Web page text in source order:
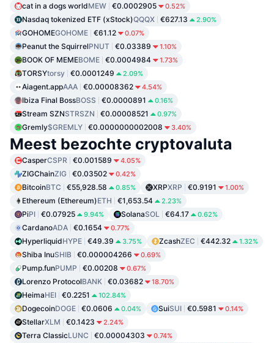
cat in a dogs worldMEW €0.0002905 0.52%
Nasdaq tokenized ETF (xStock)QQQX €627.13 2.90%
GOHOMEGOHOME €61.12 0.07%
Peanut the SquirrelPNUT €0.03389 1.10%
BOOK OF MEMEBOME €0.0004984 1.73%
TORSYtorsy €0.0001249 2.09%
Aiagent.appAAA €0.00008362 4.54%
Ibiza Final BossBOSS €0.0000891 0.16%
Stream SZNSTRSZN €0.00008521 0.97%
Gremly$GREMLY €0.0000000002008 3.40%
Meest bezochte cryptovaluta
CasperCSPR €0.001589 4.05%
ZIGChainZIG €0.03502 0.42%
BitcoinBTC €55,928.58 0.85% XRPXRP €0.9191 1.00%
Ethereum (Ethereum)ETH €1,653.54 2.23%
PiPI €0.07925 9.94% SolanaSOL €64.17 0.62%
CardanoADA €0.1654 0.77%
HyperliquidHYPE €49.39 3.75% ZcashZEC €442.32 1.32%
Shiba InuSHIB €0.000004266 0.69%
Pump.funPUMP €0.00208 0.67%
Lorenzo ProtocolBANK €0.03682 18.70%
HeimaHEI €0.2251 102.84%
DogecoinDOGE €0.0606 0.04% SuiSUI €0.5981 0.14%
StellarXLM €0.1423 2.24%
Terra ClassicLUNC €0.00004303 0.74%